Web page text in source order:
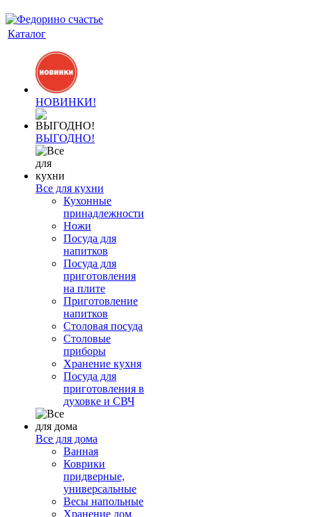
Каталог
НОВИНКИ!
ВЫГОДНО!
Все для кухни
Кухонные
принадлежности
Ножи
Посуда для
напитков
Посуда для
приготовления
на плите
Приготовление
напитков
Столовая посуда
Столовые
приборы
Хранение кухня
Посуда для
приготовления в
духовке и СВЧ
Все для дома
Ванная
Коврики
придверные,
универсальные
Весы напольные
Хранение дом